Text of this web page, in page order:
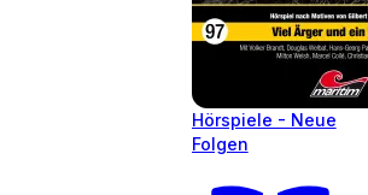
Hörspiele - Neue
Folgen